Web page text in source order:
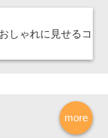
しゃれに見せるコ
more